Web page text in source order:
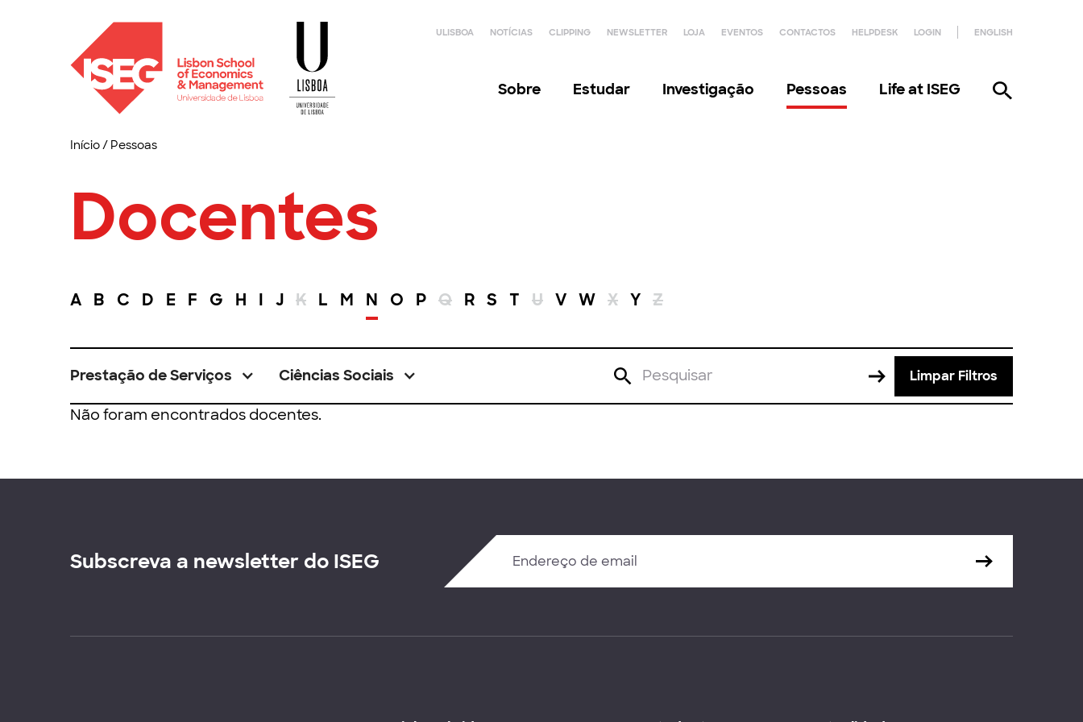
ULISBOA NOTÍCIAS CLIPPING NEWSLETTER LOJA EVENTOS CONTACTOS HELPDESK LOGIN ENGLISH
Sobre Estudar Investigação Pessoas Life at ISEG
Início/ Pessoas
Docentes
A B C D E F G H I J K L M N O P Q R S T U V W X Y Z
Prestação de Serviços Ciências Sociais Limpar Filtros
Não foram encontrados docentes.
Subscreva a newsletter do ISEG